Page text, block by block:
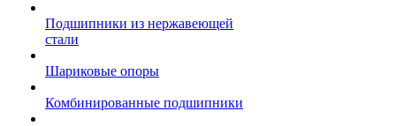
Подшипники из нержавеющей
стали
Шариковые опоры
Комбинированные подшипники